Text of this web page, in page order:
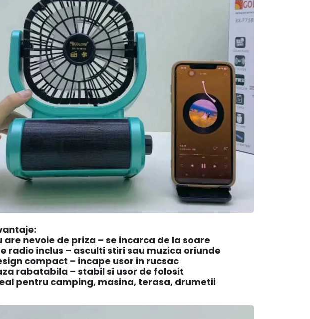
are nevoie de priza – se incarca de la soare
radio inclus – asculti stiri sau muzica oriunde
compact – incape usor in rucsac
rabatabila – stabil si usor de folosit
pentru camping, masina, terasa, drumetii